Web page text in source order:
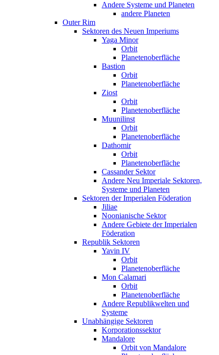
Andere Systeme und Planeten
andere Planeten
Outer Rim
Sektoren des Neuen Imperiums
Yaga Minor
Orbit
Planetenoberfläche
Bastion
Orbit
Planetenoberfläche
Ziost
Orbit
Planetenoberfläche
Muunilinst
Orbit
Planetenoberfläche
Dathomir
Orbit
Planetenoberfläche
Cassander Sektor
Andere Neu Imperiale Sektoren,
Systeme und Planeten
Sektoren der Imperialen Föderation
Jiliae
Noonianische Sektor
Andere Gebiete der Imperialen
Föderation
Republik Sektoren
Yavin IV
Orbit
Planetenoberfläche
Mon Calamari
Orbit
Planetenoberfläche
Andere Republikwelten und
Systeme
Unabhängige Sektoren
Korporationssektor
Mandalore
Orbit von Mandalore